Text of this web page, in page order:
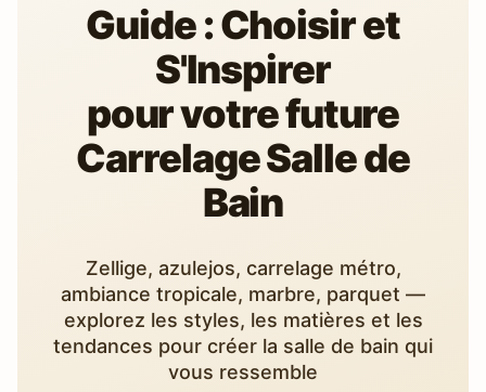
Guide : Choisir et
S'Inspirer
pour votre future
Carrelage Salle de
Bain
Zellige, azulejos, carrelage métro,
ambiance tropicale, marbre, parquet —
explorez les styles, les matières et les
tendances pour créer la salle de bain qui
vous ressemble